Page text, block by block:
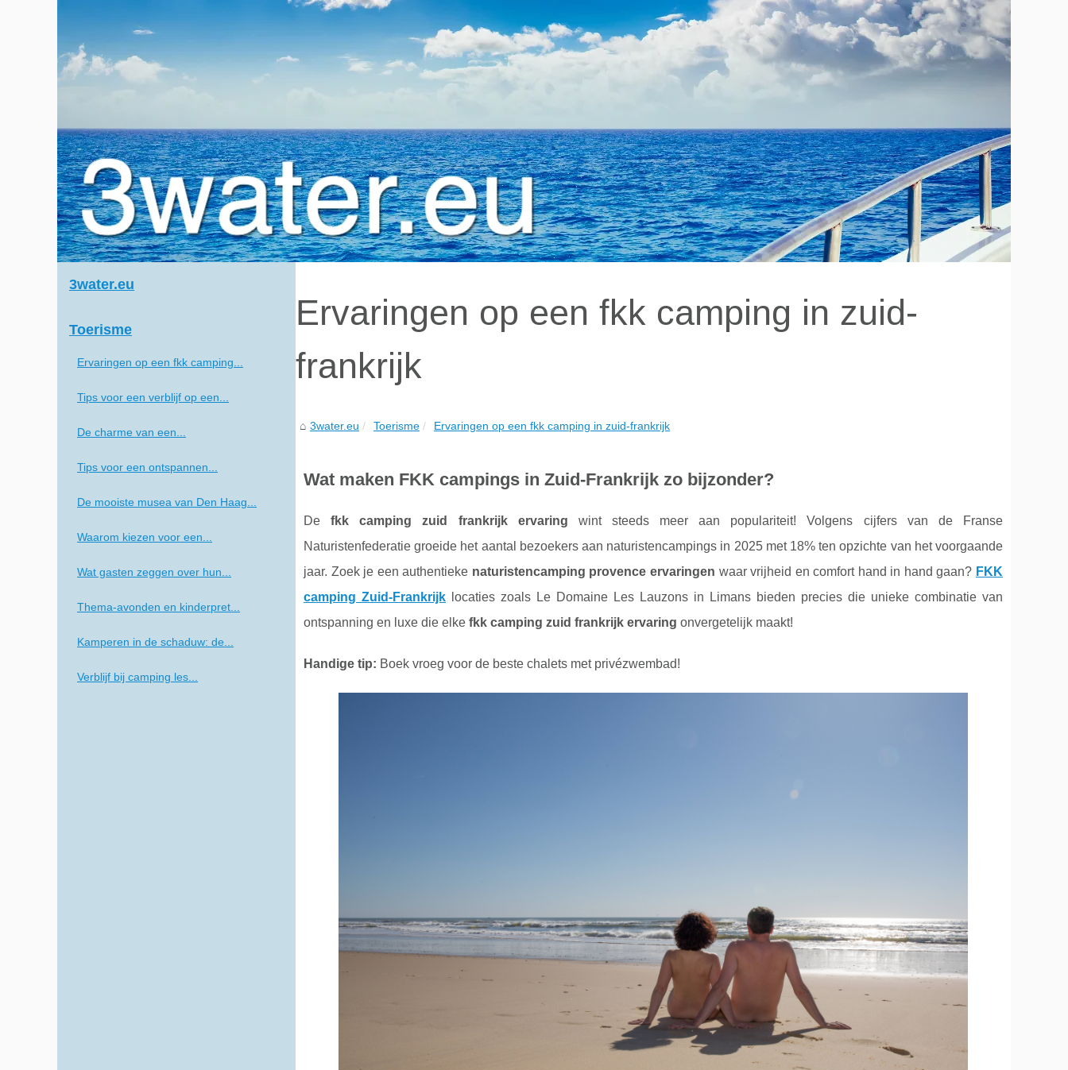
Ervaringen op een fkk camping in zuid-
frankrijk
3water.eu Toerisme Ervaringen op een fkk camping in zuid-frankrijk
Wat maken FKK campings in Zuid-Frankrijk zo bijzonder?
Defkk camping zuid frankrijk ervaring wint steeds meer aan populariteit! Volgens cijfers van de Franse
Naturistenfederatie groeide het aantal bezoekers aan naturistencampings in 2025 met 18% ten opzichte van het voorgaande
jaar. Zoek je een authentieke naturistencamping provence ervaringen waar vrijheid en comfort hand in hand gaan? FKK
camping Zuid-Frankrijk locaties zoals Le Domaine Les Lauzons in Limans bieden precies die unieke combinatie van
ontspanning en luxe die elke fkk camping zuid frankrijk ervaring onvergetelijk maakt!
Handige tip: Boek vroeg voor de beste chalets met privézwembad!
3water.eu
Toerisme
Ervaringen op een fkk camping...
Tips voor een verblijf op een...
De charme van een...
Tips voor een ontspannen...
De mooiste musea van Den Haag...
Waarom kiezen voor een...
Wat gasten zeggen over hun...
Thema-avonden en kinderpret...
Kamperen in de schaduw: de...
Verblijf bij camping les...